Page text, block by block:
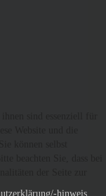
hinweis
sind essenziell für
der Seite zur